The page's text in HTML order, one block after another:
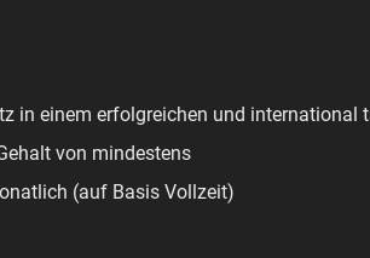
in einem erfolgreichen und international
von mindestens
(auf Basis Vollzeit)